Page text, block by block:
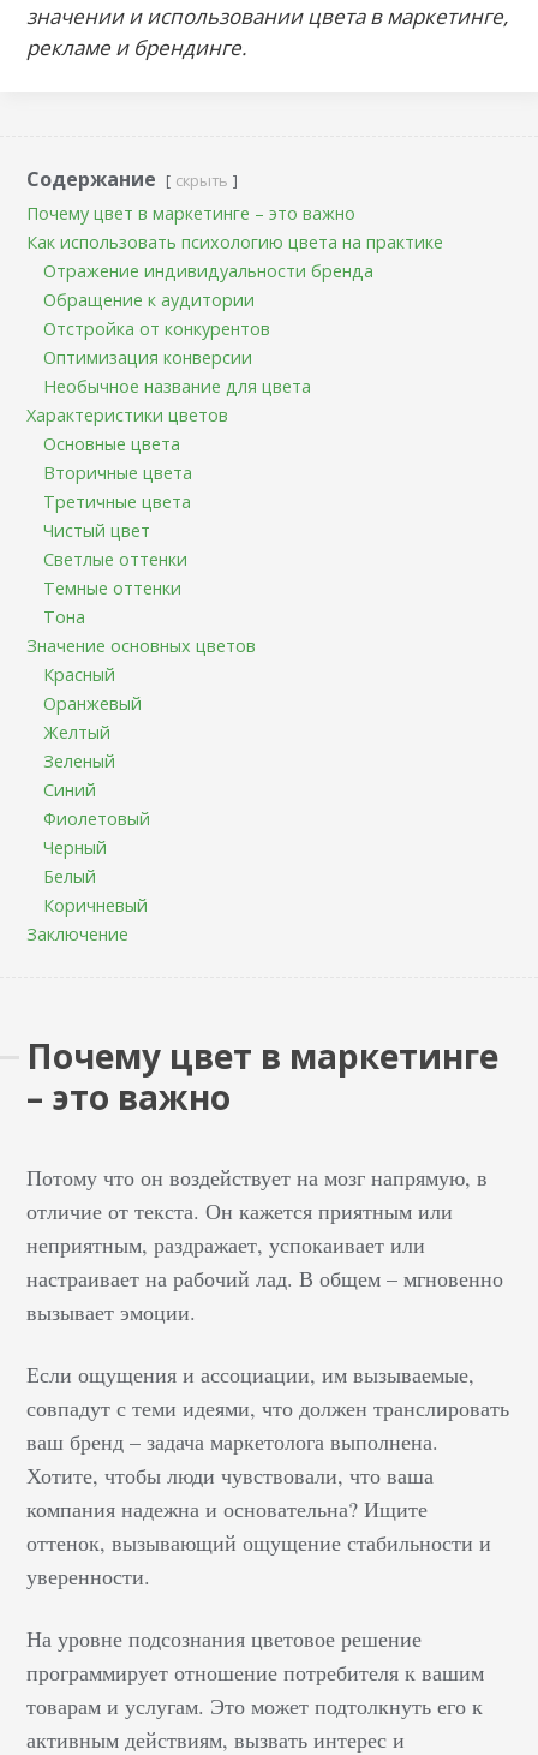
значении и использовании цвета в маркетинге,
рекламе и брендинге.
Содержание скрыть
Почему цвет в маркетинге – это важно
Как использовать психологию цвета на практике
Отражение индивидуальности бренда
Обращение к аудитории
Отстройка от конкурентов
Оптимизация конверсии
Необычное название для цвета
Характеристики цветов
Основные цвета
Вторичные цвета
Третичные цвета
Чистый цвет
Светлые оттенки
Темные оттенки
Тона
Значение основных цветов
Красный
Оранжевый
Желтый
Зеленый
Синий
Фиолетовый
Черный
Белый
Коричневый
Заключение
Почему цвет в маркетинге
– это важно
Потому что он воздействует на мозг напрямую, в
отличие от текста. Он кажется приятным или
неприятным, раздражает, успокаивает или
настраивает на рабочий лад. В общем – мгновенно
вызывает эмоции.
Если ощущения и ассоциации, им вызываемые,
совпадут с теми идеями, что должен транслировать
ваш бренд – задача маркетолога выполнена.
Хотите, чтобы люди чувствовали, что ваша
компания надежна и основательна? Ищите
оттенок, вызывающий ощущение стабильности и
уверенности.
На уровне подсознания цветовое решение
программирует отношение потребителя к вашим
товарам и услугам. Это может подтолкнуть его к
активным действиям, вызвать интерес и